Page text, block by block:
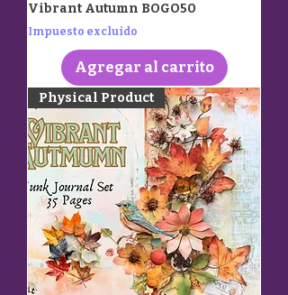
Vibrant Autumn BOGO50
Impuesto excluido
Agregar al carrito
Physical Product